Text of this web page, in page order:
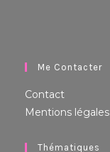
Me Contacter
Contact
Mentions légales
Thématiques